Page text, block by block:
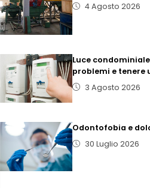
4 Agosto 2026
Luce
problemi e tenere
3 Agosto 2026
Odontofobia e
30 Luglio 2026